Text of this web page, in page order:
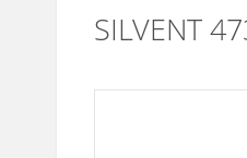
SILVENT